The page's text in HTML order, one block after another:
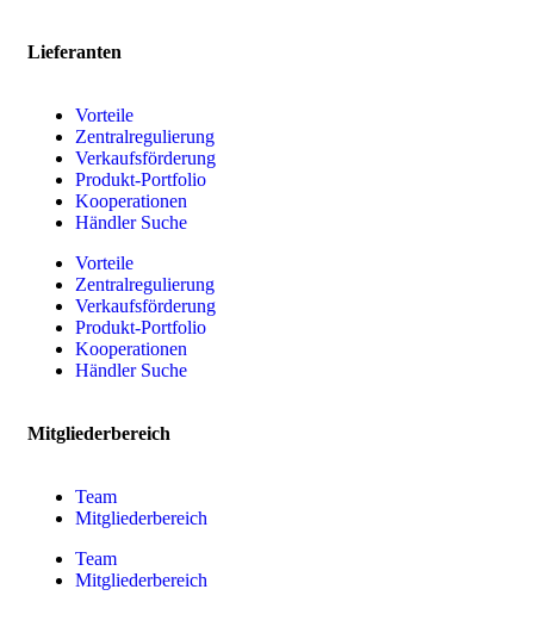
Lieferanten
Vorteile
Zentralregulierung
Verkaufsförderung
Produkt-Portfolio
Kooperationen
Händler Suche
Vorteile
Zentralregulierung
Verkaufsförderung
Produkt-Portfolio
Kooperationen
Händler Suche
Mitgliederbereich
Team
Mitgliederbereich
Team
Mitgliederbereich